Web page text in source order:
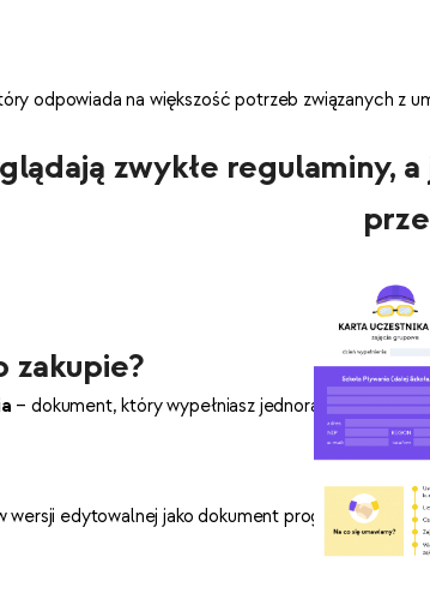
odpowiada na większość potrzeb związanych z
zwykłe
zakupie?
– dokument, który wypełniasz jednorazowo. Po
wersji edytowalnej jako dokument programu